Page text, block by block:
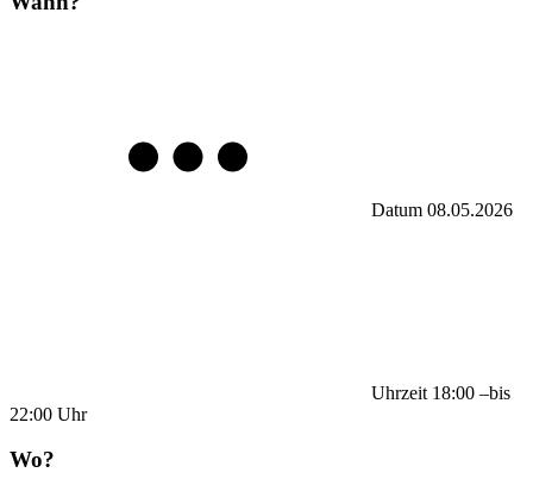
Datum 08.05.2026
Uhrzeit 18:00 –bis
22:00 Uhr
Wo?